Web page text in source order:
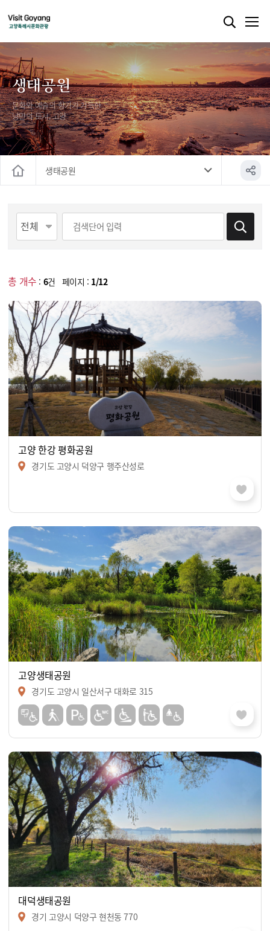
생태공원
문화와 예술의 향기가 가득한
낭만의 도시, 고양
생태공원
총 개수 : 6건 페이지 : 1/12
고양 한강 평화공원
경기도 고양시 덕양구 행주산성로
고양생태공원
경기도 고양시 일산서구 대화로 315
대덕생태공원
경기 고양시 덕양구 현천동 770